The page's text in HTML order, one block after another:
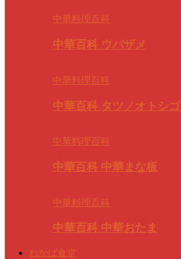
中華料理百科
中華百科 ウバザメ
中華料理百科
中華百科 タツノオトシゴ
中華料理百科
中華百科 中華まな板
中華料理百科
中華百科 中華おたま
わかば食堂